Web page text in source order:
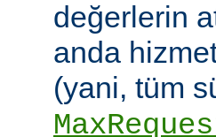
değerlerin
anda
(yani, tüm